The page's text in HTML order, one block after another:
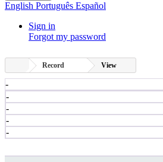
English Português Español
Sign in
Forgot my password
Record View
-
-
-
-
-